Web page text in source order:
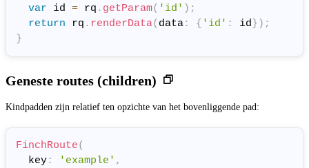
var id = rq . getParam( 'id' ) ;
return rq . renderData( data: { 'id' : id} ) ;
}
Geneste routes (children)
Kindpadden zijn relatief ten opzichte van het bovenliggende pad:
FinchRoute(
  key
: 'example' ,